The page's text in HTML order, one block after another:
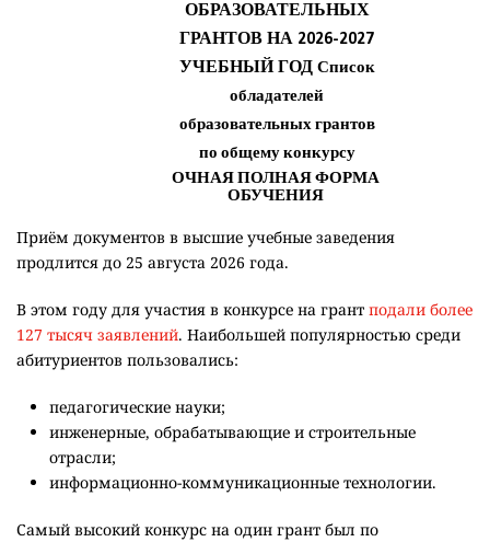
Приём документов в высшие учебные заведения
продлится до 25 августа 2026 года.
В этом году для участия в конкурсе на грант подали более
127 тысяч заявлений. Наибольшей популярностью среди
абитуриентов пользовались:
педагогические науки;
инженерные, обрабатывающие и строительные
отрасли;
информационно-коммуникационные технологии.
Самый высокий конкурс на один грант был по